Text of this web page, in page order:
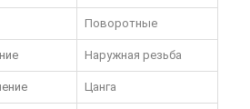
Поворотные
Наружная резьба
Цанга